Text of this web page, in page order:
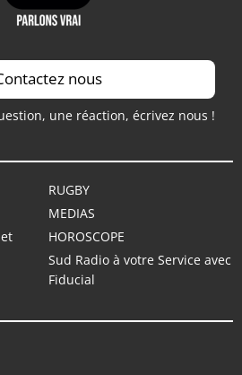
nous
une réaction, écrivez nous !
RUGBY
MEDIAS
HOROSCOPE
Sud Radio à votre Service avec
Fiducial